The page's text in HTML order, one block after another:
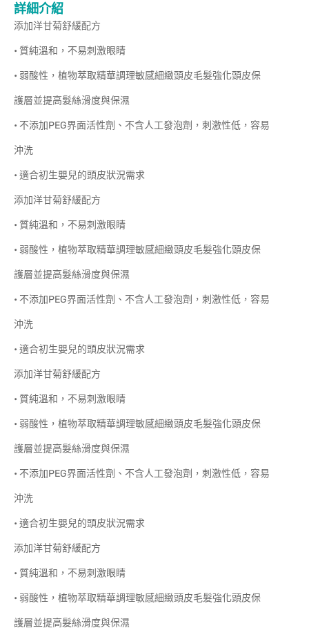
詳細介紹
添加洋甘菊舒緩配方
• 質純溫和，不易刺激眼睛
• 弱酸性，植物萃取精華調理敏感細緻頭皮毛髮強化頭皮保
護層並提高髮絲滑度與保濕
• 不添加PEG界面活性劑、不含人工發泡劑，刺激性低，容易
沖洗
• 適合初生嬰兒的頭皮狀況需求
添加洋甘菊舒緩配方
• 質純溫和，不易刺激眼睛
• 弱酸性，植物萃取精華調理敏感細緻頭皮毛髮強化頭皮保
護層並提高髮絲滑度與保濕
• 不添加PEG界面活性劑、不含人工發泡劑，刺激性低，容易
沖洗
• 適合初生嬰兒的頭皮狀況需求
添加洋甘菊舒緩配方
• 質純溫和，不易刺激眼睛
• 弱酸性，植物萃取精華調理敏感細緻頭皮毛髮強化頭皮保
護層並提高髮絲滑度與保濕
• 不添加PEG界面活性劑、不含人工發泡劑，刺激性低，容易
沖洗
• 適合初生嬰兒的頭皮狀況需求
添加洋甘菊舒緩配方
• 質純溫和，不易刺激眼睛
• 弱酸性，植物萃取精華調理敏感細緻頭皮毛髮強化頭皮保
護層並提高髮絲滑度與保濕